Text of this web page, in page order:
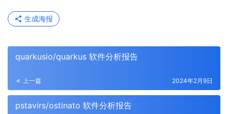
生成海报
quarkusio/quarkus 软件分析报告
上一篇 2024年2月9日
pstavirs/ostinato 软件分析报告